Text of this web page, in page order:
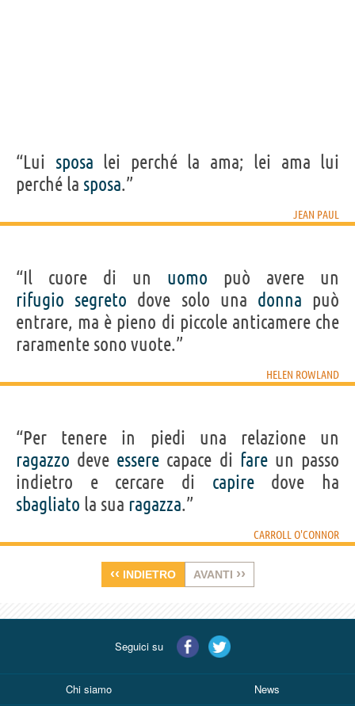
“Lui sposa lei perché la ama; lei ama lui
perché la sposa.”
JEAN PAUL
“Il cuore di un uomo può avere un
rifugio segreto dove solo una donna può
entrare, ma è pieno di piccole anticamere che
raramente sono vuote.”
HELEN ROWLAND
“Per tenere in piedi una relazione un
ragazzo deve essere capace di fareun passo
indietro e cercare di capiredove ha
sbagliato la sua ragazza.”
CARROLL O'CONNOR
‹‹ INDIETRO AVANTI ››
Seguici su
Chi siamo News